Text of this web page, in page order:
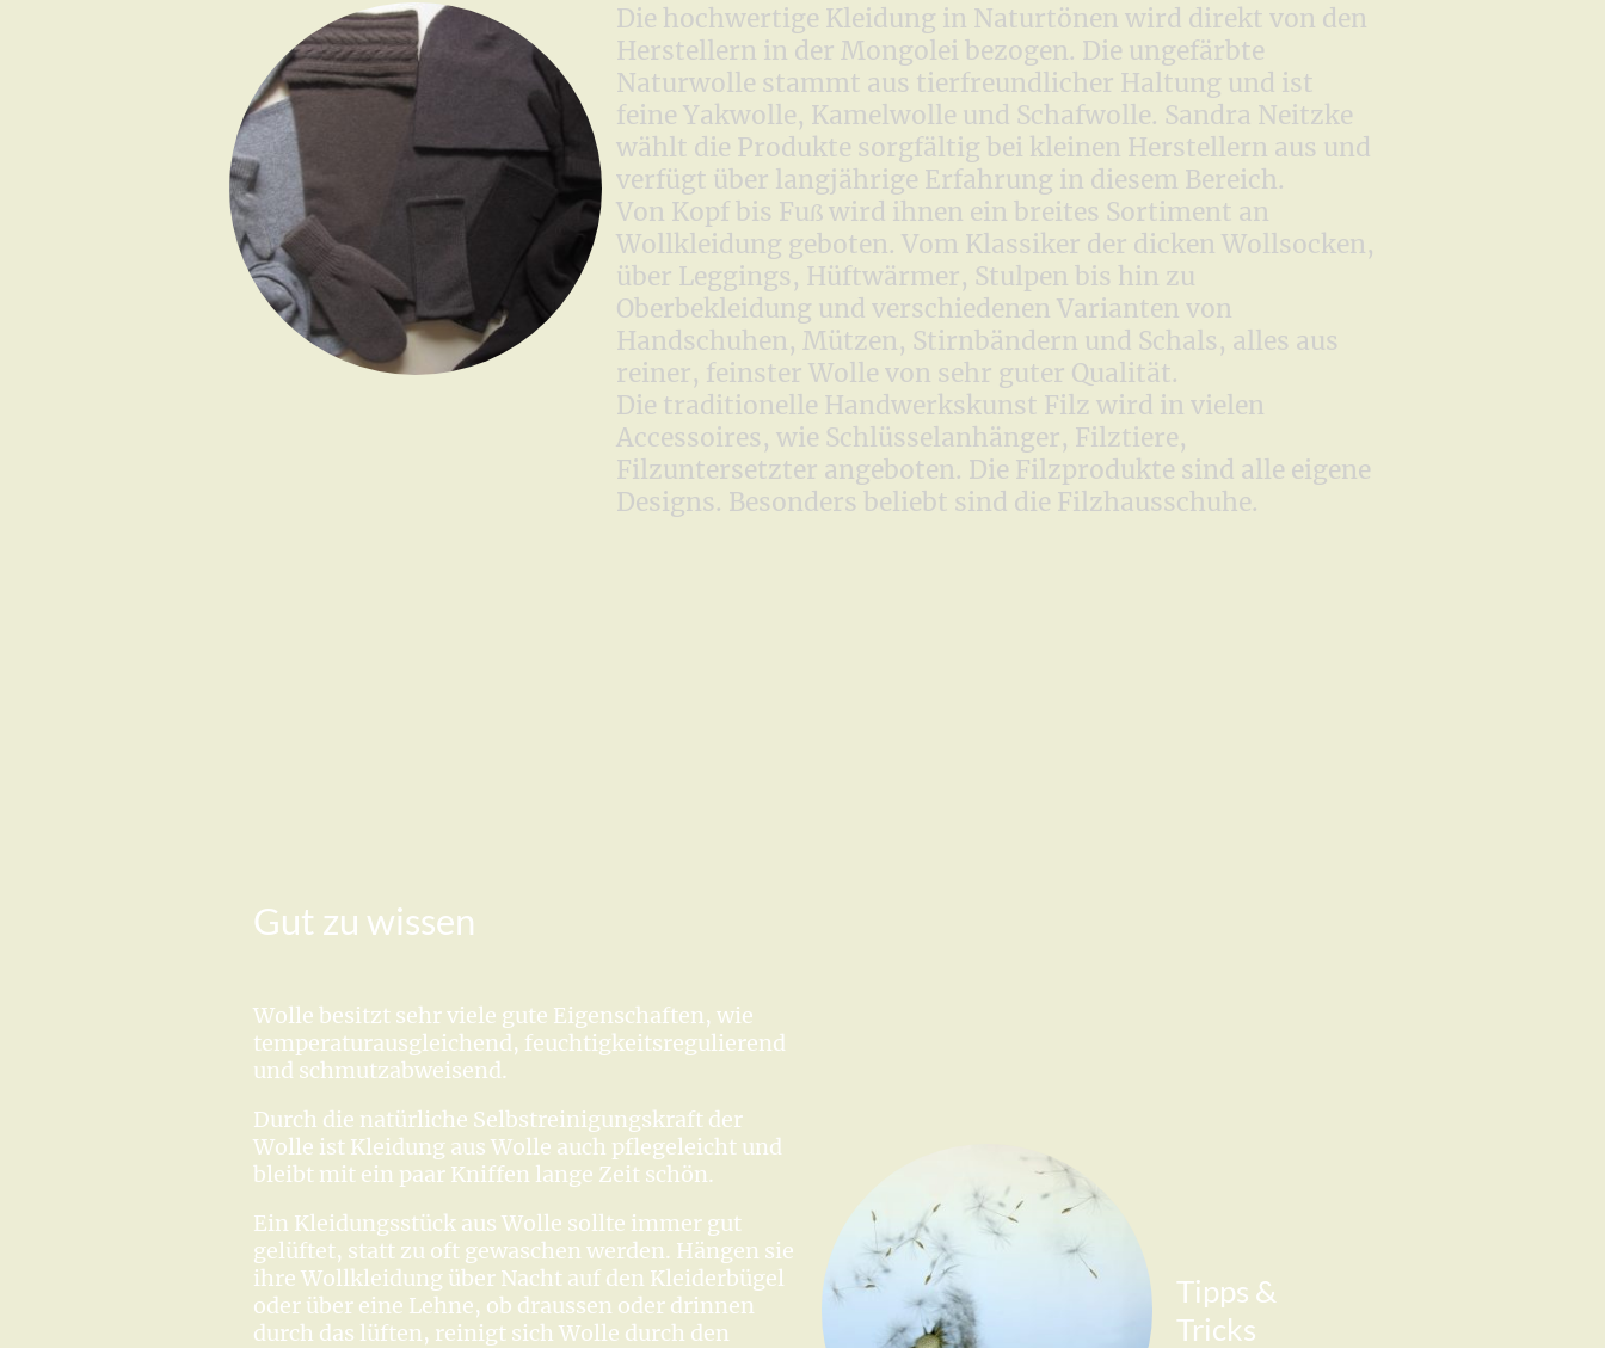
Die hochwertige Kleidung in Naturtönen wird direkt von den
Herstellern in der Mongolei bezogen. Die ungefärbte
Naturwolle stammt aus tierfreundlicher Haltung und ist
feine Yakwolle, Kamelwolle und Schafwolle. Sandra Neitzke
wählt die Produkte sorgfältig bei kleinen Herstellern aus und
verfügt über langjährige Erfahrung in diesem Bereich.
Von Kopf bis Fuß wird ihnen ein breites Sortiment an
Wollkleidung geboten. Vom Klassiker der dicken Wollsocken,
über Leggings, Hüftwärmer, Stulpen bis hin zu
Oberbekleidung und verschiedenen Varianten von
Handschuhen, Mützen, Stirnbändern und Schals, alles aus
reiner, feinster Wolle von sehr guter Qualität.
Die traditionelle Handwerkskunst Filz wird in vielen
Accessoires, wie Schlüsselanhänger, Filztiere,
Filzuntersetzter angeboten. Die Filzprodukte sind alle eigene
Designs. Besonders beliebt sind die Filzhausschuhe.
Gut zu wissen
Wolle besitzt sehr viele gute Eigenschaften, wie
temperaturausgleichend, feuchtigkeitsregulierend
und schmutzabweisend.
Durch die natürliche Selbstreinigungskraft der
Wolle ist Kleidung aus Wolle auch pflegeleicht und
bleibt mit ein paar Kniffen lange Zeit schön.
Ein Kleidungsstück aus Wolle sollte immer gut
gelüftet, statt zu oft gewaschen werden. Hängen sie
ihre Wollkleidung über Nacht auf den Kleiderbügel
oder über eine Lehne, ob draussen oder drinnen
durch das lüften, reinigt sich Wolle durch den
Tipps &
Tricks